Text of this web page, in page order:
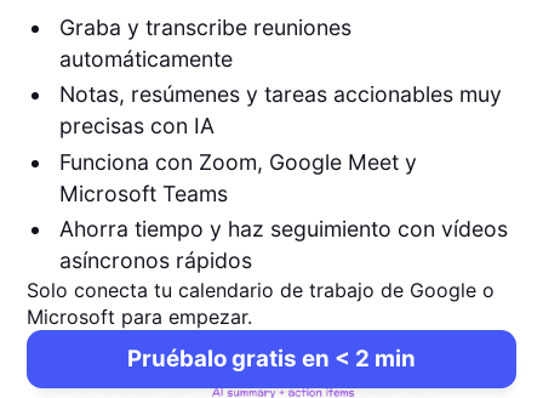
Graba y transcribe reuniones
automáticamente
Notas, resúmenes y tareas accionables muy
precisas con IA
Funciona con Zoom, Google Meet y
Microsoft Teams
Ahorra tiempo y haz seguimiento con vídeos
asíncronos rápidos
Solo conecta tu calendario de trabajo de Google o
Microsoft para empezar.
Pruébalo gratis en < 2 min